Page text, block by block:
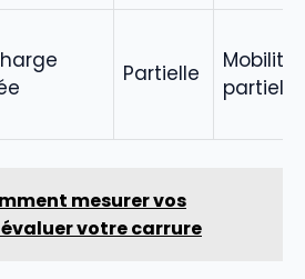
Partielle
Mobilité
partielle
mesurer vos
votre carrure